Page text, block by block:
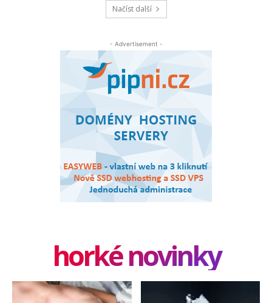
Načíst další
- Advertisement -
horké novinky